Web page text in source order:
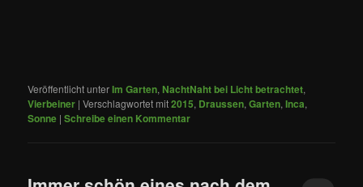
Veröffentlicht unterIm Garten,NachtNaht bei Licht betrachtet,
Vierbeiner |Verschlagwortet mit2015, Draussen,Garten,Inca,
Sonne |Schreibe einen Kommentar